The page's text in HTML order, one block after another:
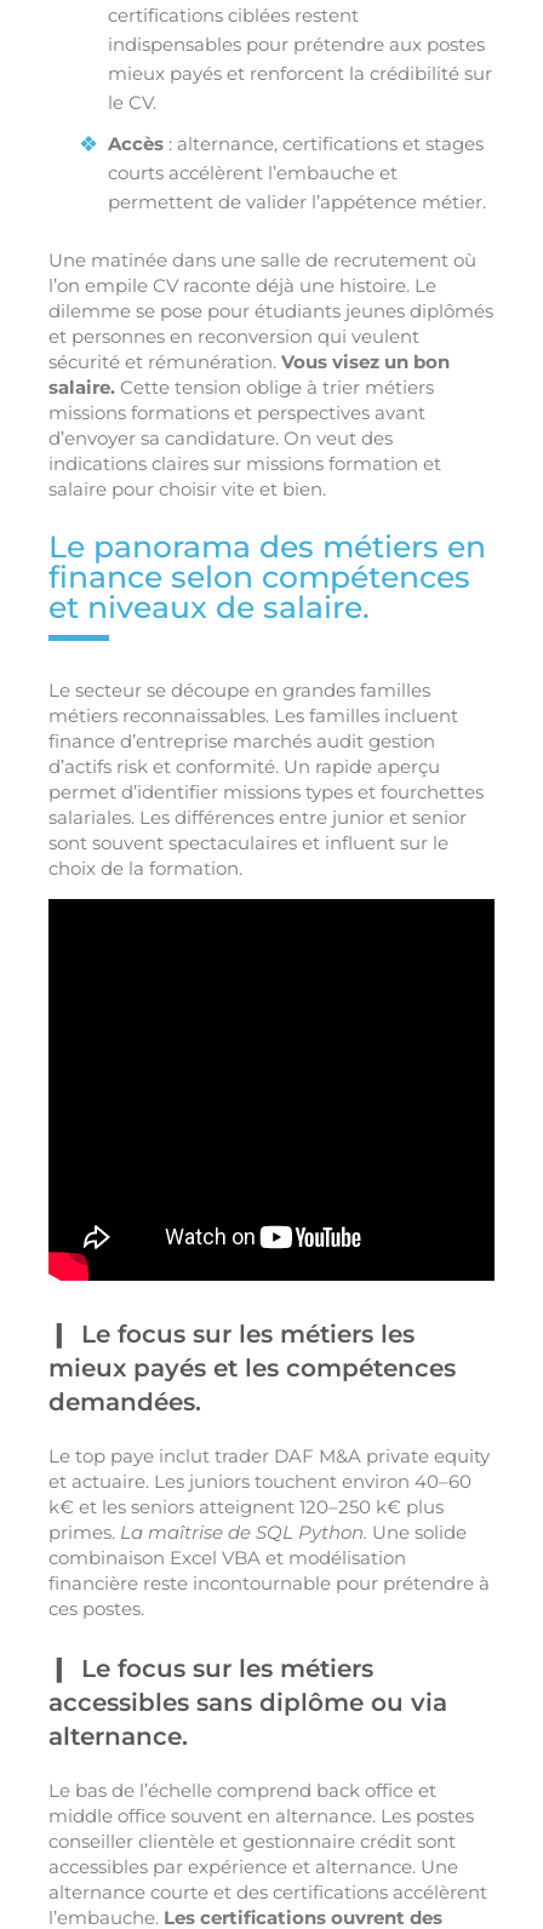
certifications ciblées restent
indispensables pour prétendre aux postes
mieux payés et renforcent la crédibilité sur
le CV.
Accès : alternance, certifications et stages
courts accélèrent l’embauche et
permettent de valider l’appétence métier.
Une matinée dans une salle de recrutement où
l’on empile CV raconte déjà une histoire. Le
dilemme se pose pour étudiants jeunes diplômés
et personnes en reconversion qui veulent
sécurité et rémunération. Vous visez un bon
salaire. Cette tension oblige à trier métiers
missions formations et perspectives avant
d’envoyer sa candidature. On veut des
indications claires sur missions formation et
salaire pour choisir vite et bien.
Le panorama des métiers en
finance selon compétences
et niveaux de salaire.
Le secteur se découpe en grandes familles
métiers reconnaissables. Les familles incluent
finance d’entreprise marchés audit gestion
d’actifs risk et conformité. Un rapide aperçu
permet d’identifier missions types et fourchettes
salariales. Les différences entre junior et senior
sont souvent spectaculaires et influent sur le
choix de la formation.
Le focus sur les métiers les
mieux payés et les compétences
demandées.
Le top paye inclut trader DAF M&A private equity
et actuaire. Les juniors touchent environ 40–60
k€ et les seniors atteignent 120–250 k€ plus
primes. La maîtrise de SQL Python. Une solide
combinaison Excel VBA et modélisation
financière reste incontournable pour prétendre à
ces postes.
Le focus sur les métiers
accessibles sans diplôme ou via
alternance.
Le bas de l’échelle comprend back office et
middle office souvent en alternance. Les postes
conseiller clientèle et gestionnaire crédit sont
accessibles par expérience et alternance. Une
alternance courte et des certifications accélèrent
l’embauche. Les certifications ouvrent des